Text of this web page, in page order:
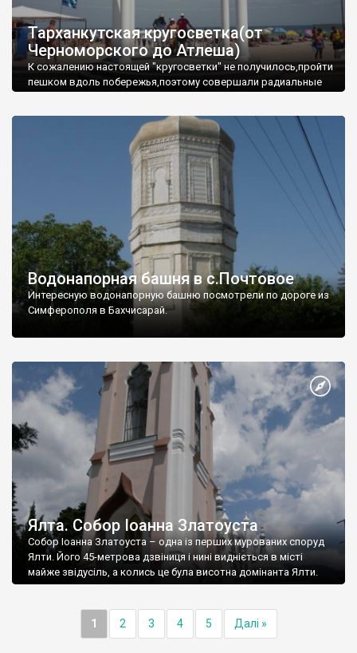
Тарханкутская кругосветка(от
Черноморского до Атлеша)
К сожалению настоящей "кругосветки" не получилось,пройти
пешком вдоль побережья,поэтому совершали радиальные
Водонапорная башня в с.Почтовое
Интересную водонапорную башню посмотрели по дороге из
Симферополя в Бахчисарай.
Ялта. Собор Іоанна Златоуста
Собор Іоанна Златоуста – одна із перших мурованих споруд
Ялти. Його 45-метрова дзвіниця і нині видніється в місті
майже звідусіль, а колись це була висотна домінанта Ялти.
1 2 3 4 5 Далі »